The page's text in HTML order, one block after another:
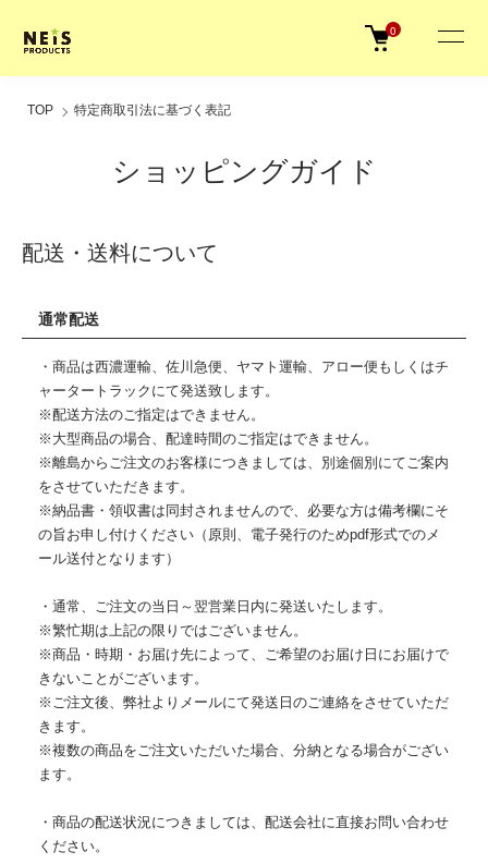
0
TOP 特定商取引法に基づく表記
ショッピングガイド
配送・送料について
通常配送
・商品は西濃運輸、佐川急便、ヤマト運輸、アロー便もしくはチ
ャータートラックにて発送致します。
※配送方法のご指定はできません。
※大型商品の場合、配達時間のご指定はできません。
※離島からご注文のお客様につきましては、別途個別にてご案内
をさせていただきます。
※納品書・領収書は同封されませんので、必要な方は備考欄にそ
の旨お申し付けください（原則、電子発行のためpdf形式でのメ
ール送付となります）
・通常、ご注文の当日～翌営業日内に発送いたします。
※繁忙期は上記の限りではございません。
※商品・時期・お届け先によって、ご希望のお届け日にお届けで
きないことがございます。
※ご注文後、弊社よりメールにて発送日のご連絡をさせていただ
きます。
※複数の商品をご注文いただいた場合、分納となる場合がござい
ます。
・商品の配送状況につきましては、配送会社に直接お問い合わせ
ください。